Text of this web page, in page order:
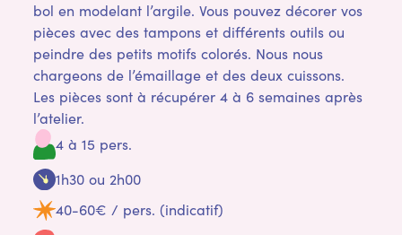
bol en modelant l’argile. Vous pouvez décorer vos
pièces avec des tampons et différents outils ou
peindre des petits motifs colorés. Nous nous
chargeons de l’émaillage et des deux cuissons.
Les pièces sont à récupérer 4 à 6 semaines après
l’atelier.
4 à 15 pers.
1h30 ou 2h00
40-60€ / pers. (indicatif)